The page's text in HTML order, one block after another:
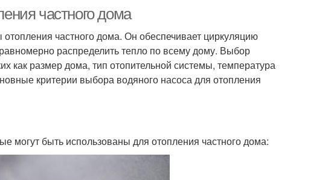
частного дома
частного дома. Он обеспечивает циркуляцию
распределить тепло по всему дому. Выбор
как размер дома, тип отопительной системы, температура
критерии выбора водяного насоса для отопления
могут быть использованы для отопления частного дома: